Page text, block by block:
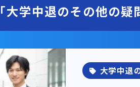
「大学中退のその他の
大学中退